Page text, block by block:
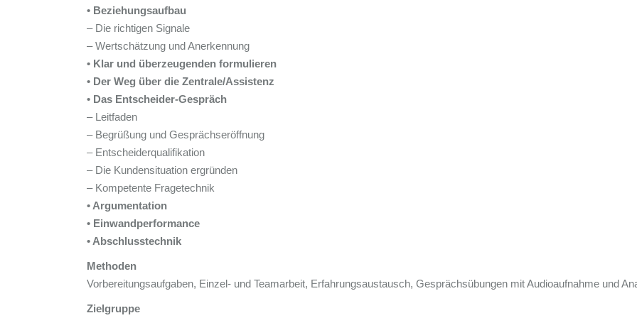
• Beziehungsaufbau
– Die richtigen Signale
– Wertschätzung und Anerkennung
• Klar und überzeugenden formulieren
• Der Weg über die Zentrale/Assistenz
• Das Entscheider-Gespräch
– Leitfaden
– Begrüßung und Gesprächseröffnung
– Entscheiderqualifikation
– Die Kundensituation ergründen
– Kompetente Fragetechnik
• Argumentation
• Einwandperformance
• Abschlusstechnik
Methoden
Vorbereitungsaufgaben, Einzel- und Teamarbeit, Erfahrungsaustausch, Gesprächsübungen mit Audioaufnahme und
Zielgruppe